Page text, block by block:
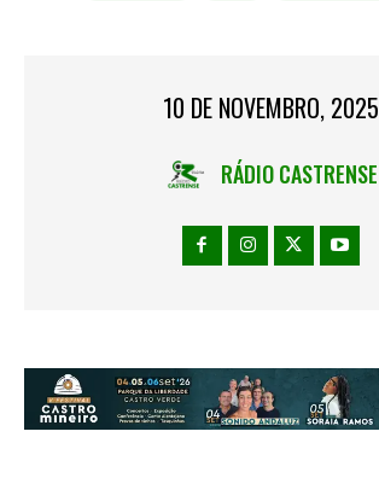
10 DE NOVEMBRO, 2025
RÁDIO CASTRENSE